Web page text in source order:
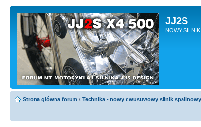
JJ2S
NOWY
Strona główna forum ‹ Technika - nowy dwusuwowy silnik spalinowy